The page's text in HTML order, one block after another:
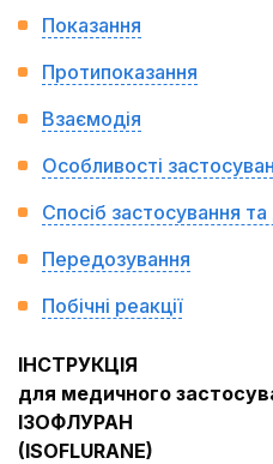
Показання
Протипоказання
Взаємодія
Особливості
Спосіб застосування та
Передозування
Побічні реакції
ІНСТРУКЦІЯ
для медичного
ІЗОФЛУРАН
(ISOFLURANE)